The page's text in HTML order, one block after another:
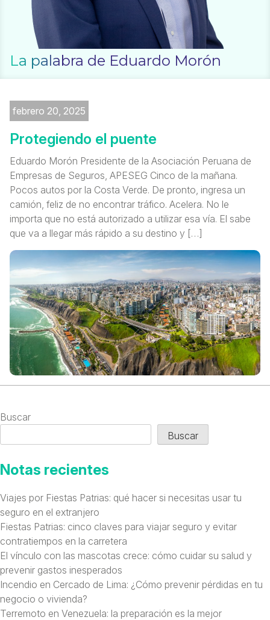
La palabra de Eduardo Morón
febrero 20, 2025
Protegiendo el puente
Eduardo Morón Presidente de la Asociación Peruana de
Empresas de Seguros, APESEG Cinco de la mañana.
Pocos autos por la Costa Verde. De pronto, ingresa un
camión, feliz de no encontrar tráfico. Acelera. No le
importa que no está autorizado a utilizar esa vía. El sabe
que va a llegar más rápido a su destino y […]
Buscar
Buscar
Notas recientes
Viajes por Fiestas Patrias: qué hacer si necesitas usar tu
seguro en el extranjero
Fiestas Patrias: cinco claves para viajar seguro y evitar
contratiempos en la carretera
El vínculo con las mascotas crece: cómo cuidar su salud y
prevenir gastos inesperados
Incendio en Cercado de Lima: ¿Cómo prevenir pérdidas en tu
negocio o vivienda?
Terremoto en Venezuela: la preparación es la mejor